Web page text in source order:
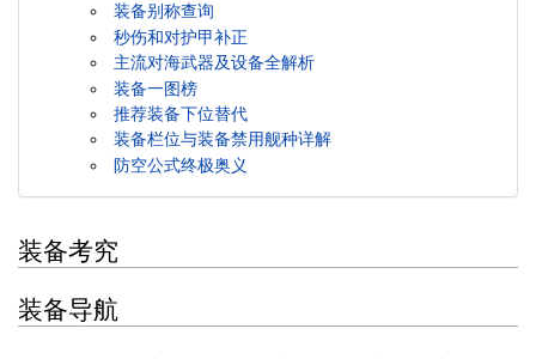
装备别称查询
秒伤和对护甲补正
主流对海武器及设备全解析
装备一图榜
推荐装备下位替代
装备栏位与装备禁用舰种详解
防空公式终极奥义
装备考究
装备导航